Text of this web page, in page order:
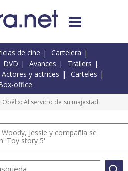
de cine
Cartelera
DVD Avances
Tráilers
Actores y actrices
Carteles
office
Obélix: Al servicio de su majestad
Jessie y compañía se
'Toy story 5'